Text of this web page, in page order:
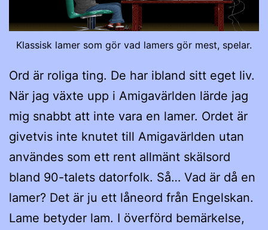
Klassisk lamer som gör vad lamers gör mest, spelar.
Ord är roliga ting. De har ibland sitt eget liv.
När jag växte upp i Amigavärlden lärde jag
mig snabbt att inte vara en lamer. Ordet är
givetvis inte knutet till Amigavärlden utan
användes som ett rent allmänt skälsord
bland 90-talets datorfolk. Så… Vad är då en
lamer? Det är ju ett låneord från Engelskan.
Lame betyder lam. I överförd bemärkelse,